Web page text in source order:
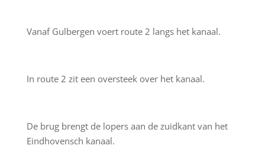
Vanaf Gulbergen voert route 2 langs het kanaal.
In route 2 zit een oversteek over het kanaal.
De brug brengt de lopers aan de zuidkant van het
Eindhovensch kanaal.